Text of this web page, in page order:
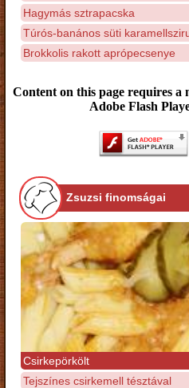
Hagymás sztrapacska
Túrós-banános süti
Brokkolis rakott aprópecsenye
Content on this page requires a
Adobe Flash
Zsuzsi finomságai
Csirkepörkölt
Tejszínes csirkemell tésztával